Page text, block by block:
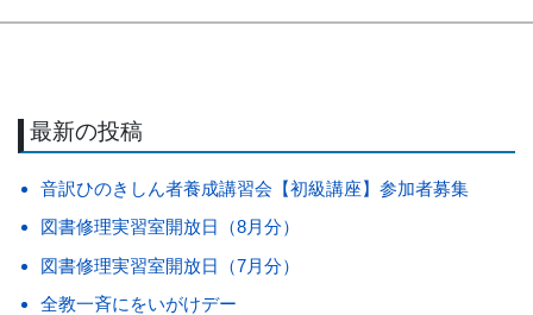
最新の投稿
音訳ひのきしん者養成講習会【初級講座】参加者募集
図書修理実習室開放日（8月分）
図書修理実習室開放日（7月分）
全教一斉にをいがけデー